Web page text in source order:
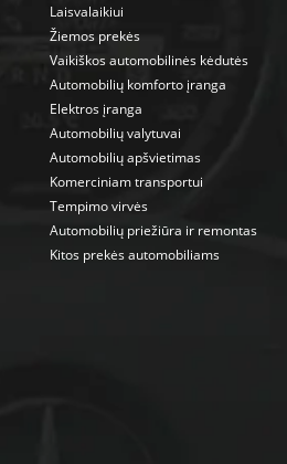
Laisvalaikiui
Žiemos prekės
Vaikiškos automobilinės kėdutės
Automobilių komforto įranga
Elektros įranga
Automobilių valytuvai
Automobilių apšvietimas
Komerciniam transportui
Tempimo virvės
Automobilių priežiūra ir remontas
Kitos prekės automobiliams